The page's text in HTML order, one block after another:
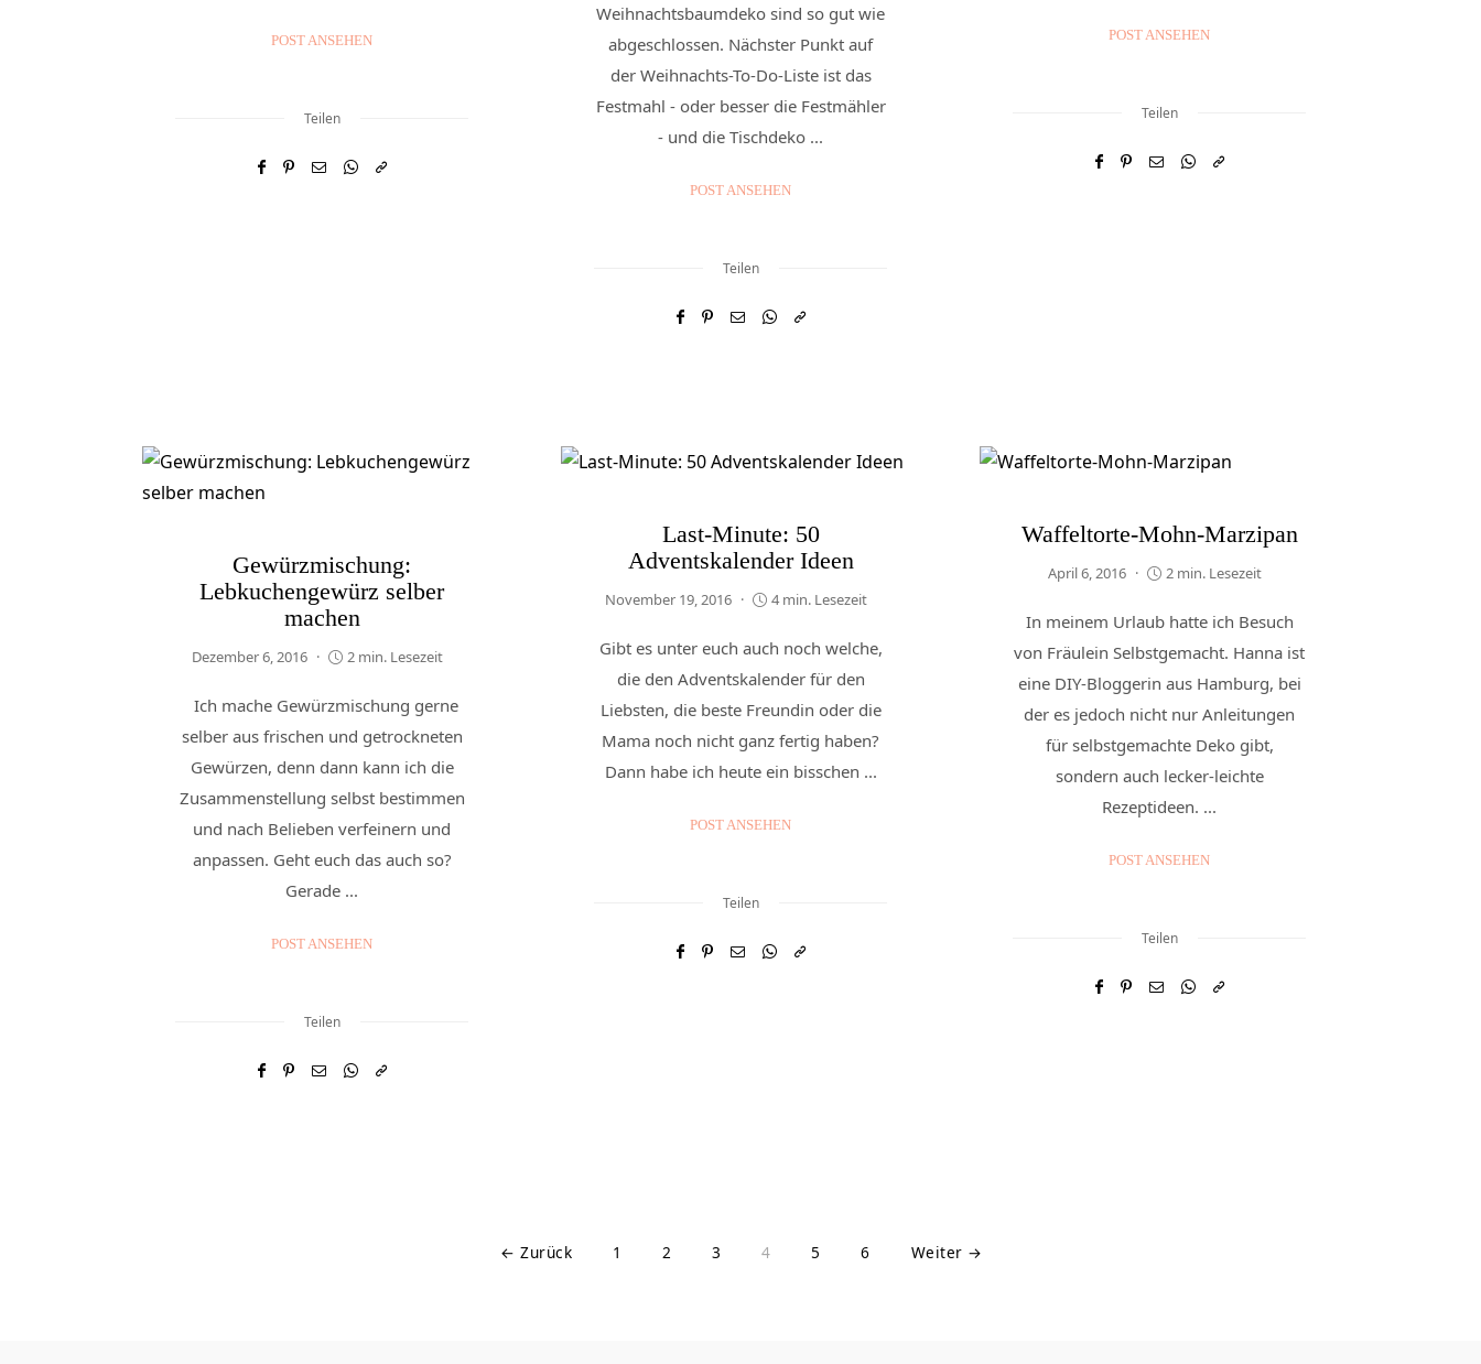
POST ANSEHEN
Teilen
Weihnachtsbaumdeko sind so gut wie
abgeschlossen. Nächster Punkt auf
der Weihnachts-To-Do-Liste ist das
Festmahl - oder besser die Festmähler
- und die Tischdeko ...
POST ANSEHEN
Teilen
POST ANSEHEN
Teilen
Gewürzmischung:
Lebkuchengewürz selber
machen
Dezember 6, 2016 2 min. Lesezeit
Ich mache Gewürzmischung gerne
selber aus frischen und getrockneten
Gewürzen, denn dann kann ich die
Zusammenstellung selbst bestimmen
und nach Belieben verfeinern und
anpassen. Geht euch das auch so?
Gerade ...
POST ANSEHEN
Teilen
Last-Minute: 50
Adventskalender Ideen
November 19, 2016 4 min. Lesezeit
Gibt es unter euch auch noch welche,
die den Adventskalender für den
Liebsten, die beste Freundin oder die
Mama noch nicht ganz fertig haben?
Dann habe ich heute ein bisschen ...
POST ANSEHEN
Teilen
Waffeltorte-Mohn-Marzipan
April 6, 2016 2 min. Lesezeit
In meinem Urlaub hatte ich Besuch
von Fräulein Selbstgemacht. Hanna ist
eine DIY-Bloggerin aus Hamburg, bei
der es jedoch nicht nur Anleitungen
für selbstgemachte Deko gibt,
sondern auch lecker-leichte
Rezeptideen. ...
POST ANSEHEN
Teilen
← Zurück 1 2 3 4 5 6 Weiter →